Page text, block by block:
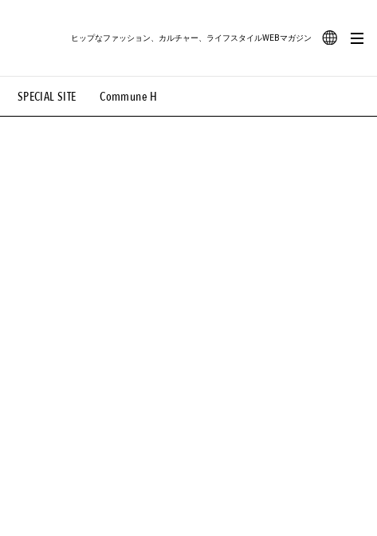
SPECIAL SITE Commune H
ヒップなファッション、カルチャー、ライフスタイルWEBマガジン
#路地裏てぃーん。 #MONTHLY JOURNAL
#MOVIE #LIFESTYLE #SNEAKER #OUTDOOR